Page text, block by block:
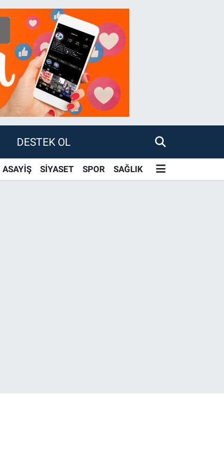
DESTEK OL
ASAYİŞ SİYASET SPOR SAĞLIK